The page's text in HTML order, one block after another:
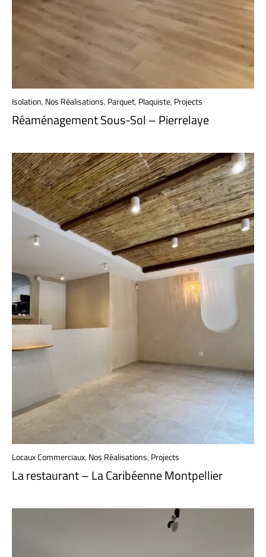
Isolation, Nos Réalisations, Parquet, Plaquiste, Projects
Réaménagement Sous-Sol – Pierrelaye
Locaux Commerciaux, Nos Réalisations, Projects
La restaurant – La Caribéenne Montpellier